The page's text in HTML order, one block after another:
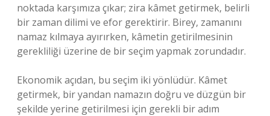
noktada karşımıza çıkar; zira kâmet getirmek, belirli
bir zaman dilimi ve efor gerektirir. Birey, zamanını
namaz kılmaya ayırırken, kâmetin getirilmesinin
gerekliliği üzerine de bir seçim yapmak zorundadır.
Ekonomik açıdan, bu seçim iki yönlüdür. Kâmet
getirmek, bir yandan namazın doğru ve düzgün bir
şekilde yerine getirilmesi için gerekli bir adım